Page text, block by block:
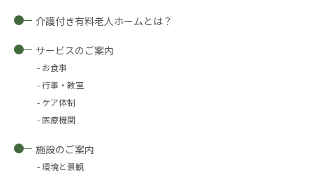
介護付き有料老人ホームとは？
サービスのご案内
お食事
行事・教室
ケア体制
医療機関
施設のご案内
環境と景観